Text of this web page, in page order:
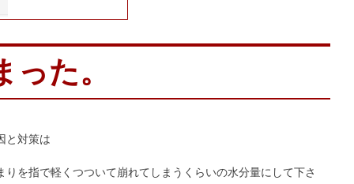
た。
と対策は
を指で軽くつついて崩れてしまうくらいの水分量にして下さ